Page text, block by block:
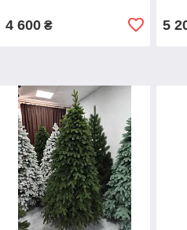
4 600₴ 5